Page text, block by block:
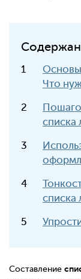
Основы
Что
списка
списка
Составление